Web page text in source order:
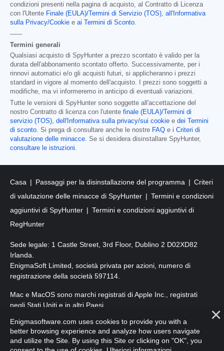
condizioni presenti nella pagina di acquisto, al Contratto di Licenza
con l'Utente Finale (EULA)/Termini di Servizio (TOS) all'Informativa
sulla Privacy/Cookie e ai Termini di Sconto
------
Termini generali
Qualsiasi acquisto di SpyHunter a prezzo scontato è valido per la
durata dell'abbonamento scontato offerto. Successivamente, per i
rinnovi automatici e/o gli acquisti futuri, si applicheranno i prezzi
standard in vigore al momento dell'acquisto. I prezzi sono soggetti a
modifiche, ma vi informeremo in anticipo di eventuali variazioni.
Tutte le versioni di SpyHunter sono soggette all'accettazione del
nostro Contratto di licenza con l'utente finale (EULA)/Termini di
servizio (TOS) dell'Informativa sulla privacy/sui cookie e dei Termini
di sconto . Si prega di consultare anche le nostre FAQ e i Criteri di
valutazione delle minacce . Se si desidera disinstallare SpyHunter,
consultare le istruzioni
Casa Passaggi per la disinstallazione del programma
Criteri
di valutazione delle minacce di SpyHunter
Termini e condizioni
aggiuntivi di SpyHunter
Termini e condizioni aggiuntivi di
RegHunter
Sede legale: 1 Castle Street, 3rd Floor, Dublino 2 D02XD82
Irlanda.
EnigmaSoft Limited, società privata per azioni, numero di
registrazione della società 597114.
Mac e MacOS sono marchi registrati di Apple Inc., registrati
negli Stati Uniti e in altri Paesi.
Copyright 2016-2026 . EnigmaSoft Ltd. Tutti i diritti riservati.
Enigmasoftware.com uses cookies to provide you with a
better browsing experience and analyze how users navigate
and utilize the Site. By using this Site or clicking on "OK", you